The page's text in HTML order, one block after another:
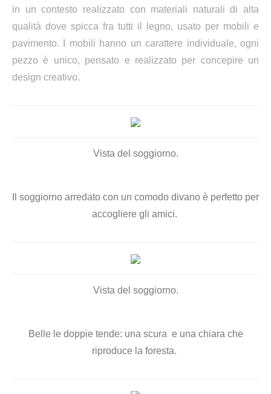
in un contesto realizzato con materiali naturali di alta
qualità dove spicca fra tutti il legno, usato per mobili e
pavimento. I mobili hanno un carattere individuale, ogni
pezzo è unico, pensato e realizzato per concepire un
design creativo.
Vista del soggiorno.
Il soggiorno arredato con un comodo divano è perfetto per
accogliere gli amici.
Vista del soggiorno.
Belle le doppie tende: una scura e una chiara che
riproduce la foresta.